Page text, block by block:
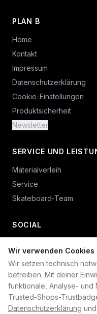
Wir verwenden Cookies
Wir setzen technisch
betreiben. Mit deiner
funktionale, Analyse- und
Trusted-Shops-
Datenschutzerklärung
PLAN B
Home
Kontakt
Impressum
Datenschutzerklärung
Cookie-Einstellungen
Produktsicherheit
Newsletter
SERVICE UND
Materialverleih
Service
Skateboard-Team
SOCIAL
+49 234 687 00 38
shop@plan-b-
Sichere Zahlung mit: